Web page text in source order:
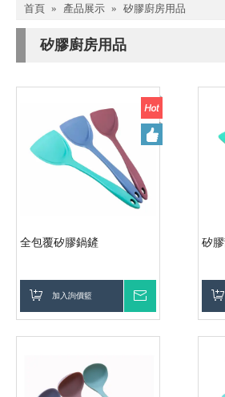
首頁 » 產品展示 » 矽膠廚房用品
矽膠廚房用品
全包覆矽膠鍋鏟
加入詢價籃
矽